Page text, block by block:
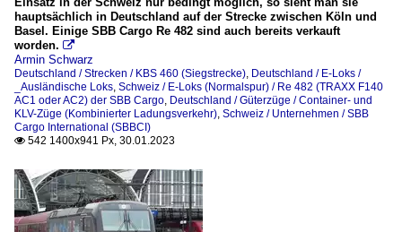
hauptsächlich in Deutschland auf der Strecke zwischen Köln und
Basel. Einige SBB Cargo Re 482 sind auch bereits verkauft
worden. 
Armin Schwarz
Deutschland / Strecken / KBS 460 (Siegstrecke), Deutschland / E-Loks /
_Ausländische Loks, Schweiz / E-Loks (Normalspur) / Re 482 (TRAXX F140
AC1 oder AC2) der SBB Cargo, Deutschland / Güterzüge / Container- und
KLV-Züge (Kombinierter Ladungsverkehr), Schweiz / Unternehmen / SBB
Cargo International (SBBCI)
 542 1400x941 Px, 30.01.2023